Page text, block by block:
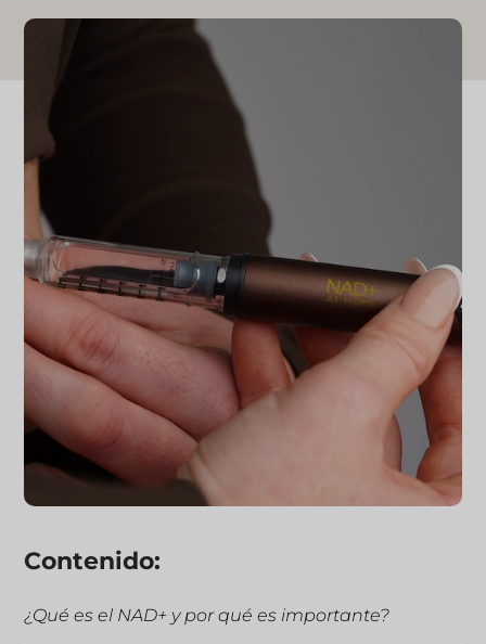
Contenido:
¿Qué es el NAD+ y por qué es importante?